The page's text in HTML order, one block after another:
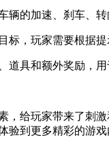
辆的加速、刹车、
标，玩家需要根据
道具和额外奖励，
，给玩家带来了刺
到更多精彩的游戏